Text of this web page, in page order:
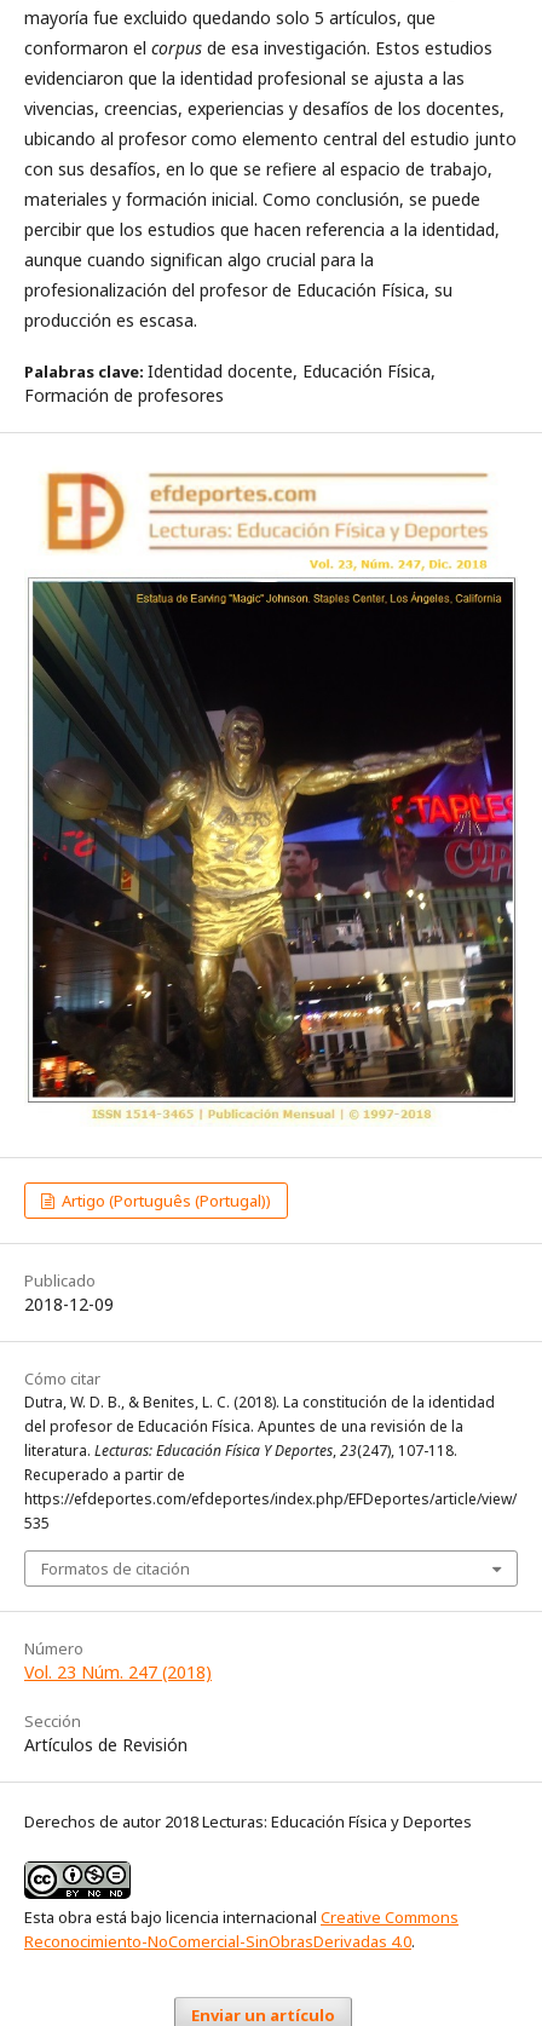
mayoría fue excluido quedando solo 5 artículos, que
conformaron el corpus de esa investigación. Estos estudios
evidenciaron que la identidad profesional se ajusta a las
vivencias, creencias, experiencias y desafíos de los docentes,
ubicando al profesor como elemento central del estudio junto
con sus desafíos, en lo que se refiere al espacio de trabajo,
materiales y formación inicial. Como conclusión, se puede
percibir que los estudios que hacen referencia a la identidad,
aunque cuando significan algo crucial para la
profesionalización del profesor de Educación Física, su
producción es escasa.
Palabras clave: Identidad docente, Educación Física,
Formación de profesores
Artigo (Português (Portugal))
Publicado
2018-12-09
Cómo citar
Dutra, W. D. B., & Benites, L. C. (2018). La constitución de la identidad
del profesor de Educación Física. Apuntes de una revisión de la
literatura. Lecturas: Educación Física Y Deportes,23(247), 107-118.
Recuperado a partir de
https://efdeportes.com/efdeportes/index.php/EFDeportes/article/view/
535
Formatos de citación
Número
Vol. 23 Núm. 247 (2018)
Sección
Artículos de Revisión
Derechos de autor 2018 Lecturas: Educación Física y Deportes
Esta obra está bajo licencia internacional Creative Commons
Reconocimiento-NoComercial-SinObrasDerivadas 4.0.
Enviar un artículo